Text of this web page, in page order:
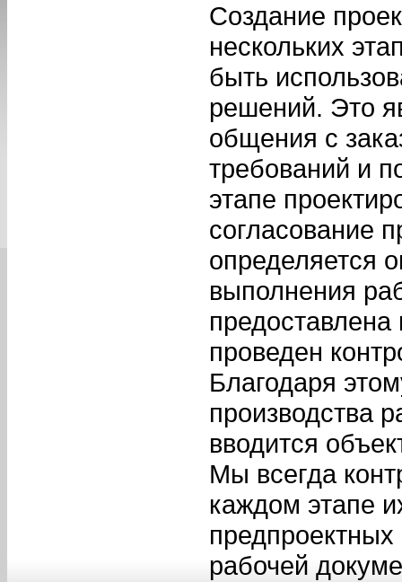
Создание
нескольких
быть
решений. Это
общения с
требований и
этапе
согласование
определяется
выполнения
проведен
Благодаря
производства
вводится
Мы всегда
каждом этапе
рабочей